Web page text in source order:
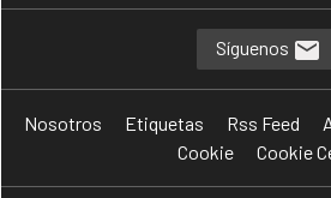
Síguenos
Nosotros Etiquetas Rss Feed
Cookie
Cookie